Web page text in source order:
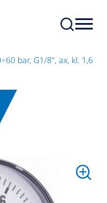
bar, G1/8", ax, kl. 1,6